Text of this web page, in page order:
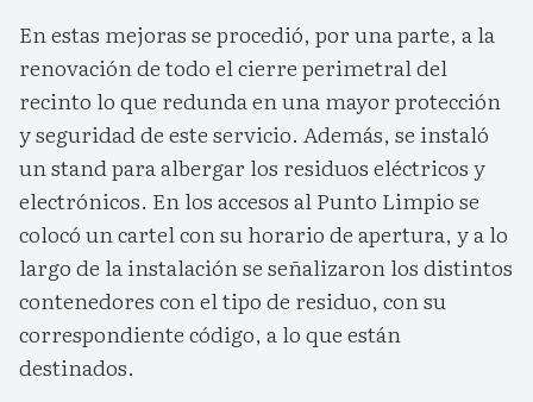
En estas mejoras se procedió, por una parte, a la
renovación de todo el cierre perimetral del
recinto lo que redunda en una mayor protección
y seguridad de este servicio. Además, se instaló
un stand para albergar los residuos eléctricos y
electrónicos. En los accesos al Punto Limpio se
colocó un cartel con su horario de apertura, y a lo
largo de la instalación se señalizaron los distintos
contenedores con el tipo de residuo, con su
correspondiente código, a lo que están
destinados.